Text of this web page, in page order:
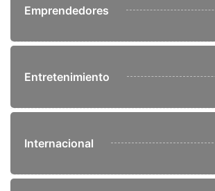
Emprendedores
Entretenimiento
Internacional